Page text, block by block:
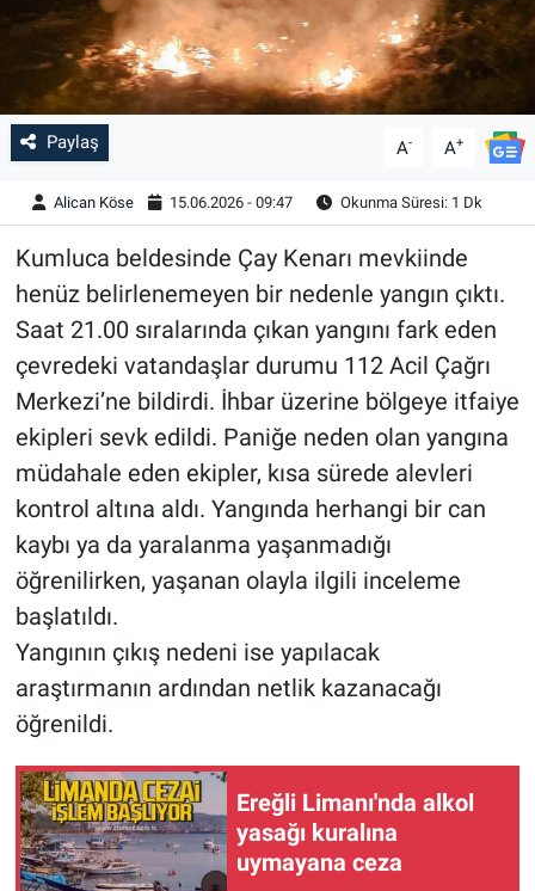
Paylaş A- A+
Alican Köse 15.06.2026 - 09:47 Okunma Süresi: 1 Dk
Kumluca beldesinde Çay Kenarı mevkiinde
henüz belirlenemeyen bir nedenle yangın çıktı.
Saat 21.00 sıralarında çıkan yangını fark eden
çevredeki vatandaşlar durumu 112 Acil Çağrı
Merkezi’ne bildirdi. İhbar üzerine bölgeye itfaiye
ekipleri sevk edildi. Paniğe neden olan yangına
müdahale eden ekipler, kısa sürede alevleri
kontrol altına aldı. Yangında herhangi bir can
kaybı ya da yaralanma yaşanmadığı
öğrenilirken, yaşanan olayla ilgili inceleme
başlatıldı.
Yangının çıkış nedeni ise yapılacak
araştırmanın ardından netlik kazanacağı
öğrenildi.
Ereğli Limanı'nda alkol
yasağı kuralına
uymayana ceza